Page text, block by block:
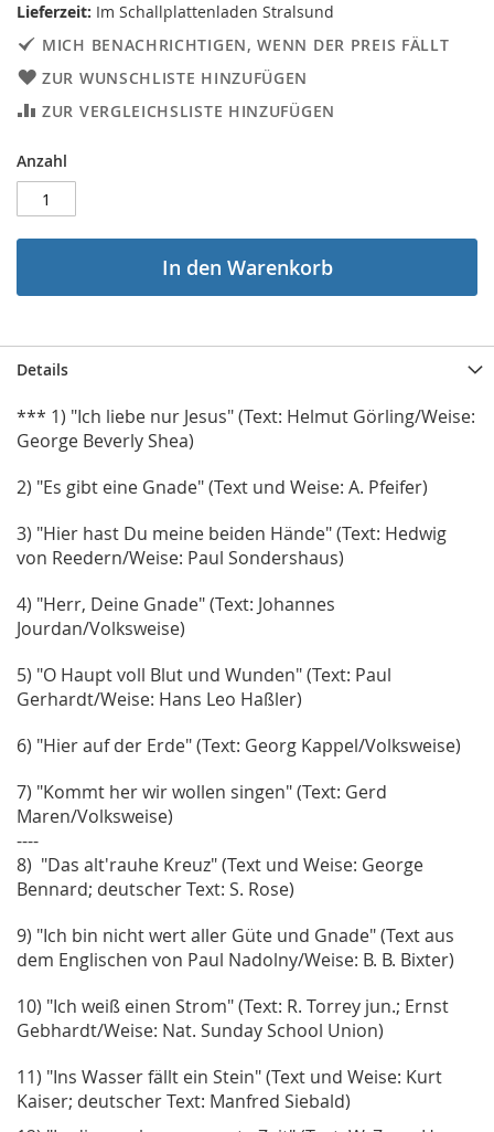
Lieferzeit: Im Schallplattenladen Stralsund
MICH BENACHRICHTIGEN, WENN DER PREIS FÄLLT
ZUR WUNSCHLISTE HINZUFÜGEN
ZUR VERGLEICHSLISTE HINZUFÜGEN
Anzahl
In den Warenkorb
Details
*** 1) "Ich liebe nur Jesus" (Text: Helmut Görling/Weise:
George Beverly Shea)
2) "Es gibt eine Gnade" (Text und Weise: A. Pfeifer)
3) "Hier hast Du meine beiden Hände" (Text: Hedwig
von Reedern/Weise: Paul Sondershaus)
4) "Herr, Deine Gnade" (Text: Johannes
Jourdan/Volksweise)
5) "O Haupt voll Blut und Wunden" (Text: Paul
Gerhardt/Weise: Hans Leo Haßler)
6) "Hier auf der Erde" (Text: Georg Kappel/Volksweise)
7) "Kommt her wir wollen singen" (Text: Gerd
Maren/Volksweise)
----
8) "Das alt'rauhe Kreuz" (Text und Weise: George
Bennard; deutscher Text: S. Rose)
9) "Ich bin nicht wert aller Güte und Gnade" (Text aus
dem Englischen von Paul Nadolny/Weise: B. B. Bixter)
10) "Ich weiß einen Strom" (Text: R. Torrey jun.; Ernst
Gebhardt/Weise: Nat. Sunday School Union)
11) "Ins Wasser fällt ein Stein" (Text und Weise: Kurt
Kaiser; deutscher Text: Manfred Siebald)